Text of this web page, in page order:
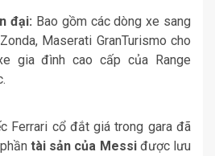
đại: Bao gồm các dòng xe sang
Maserati GranTurismo cho
gia đình cao cấp của Range
Ferrari cổ đắt giá trong gara đã
tài sản của Messiđược lưu